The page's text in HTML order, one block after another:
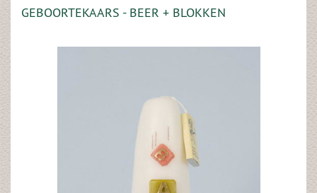
GEBOORTEKAARS - BEER + BLOKKEN